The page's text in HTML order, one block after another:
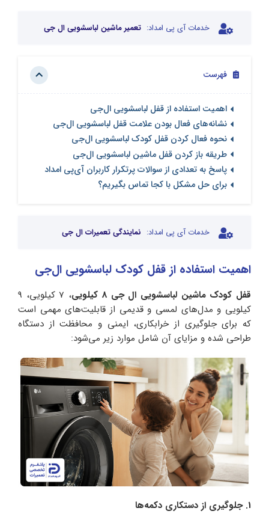
خدمات آی پی امداد: تعمیر ماشین لباسشویی ال جی
فهرست
اهمیت استفاده از قفل لباسشویی ال‌جی
نشانه‌های فعال بودن علامت قفل لباسشویی ال‌جی
نحوه فعال کردن قفل کودک لباسشویی ال‌جی
طریقه باز کردن قفل ماشین لباسشویی ال‌جی
پاسخ به تعدادی از سوالات پرتکرار کاربران آی‌پی امداد
برای حل مشکل با کجا تماس بگیریم؟
خدمات آی پی امداد: نمایندگی تعمیرات ال جی
اهمیت استفاده از قفل کودک لباسشویی ال‌جی
قفل کودک ماشین لباسشویی ال جی 8 کیلویی
، 7 کیلویی، 9
کیلویی و مدل‌های لمسی و قدیمی از قابلیت‌های مهمی است
که برای جلوگیری از خرابکاری، ایمنی و محافظت از دستگاه
طراحی شده و مزایای آن شامل موارد زیر می‌شود:
1. جلوگیری از دستکاری دکمه‌ها